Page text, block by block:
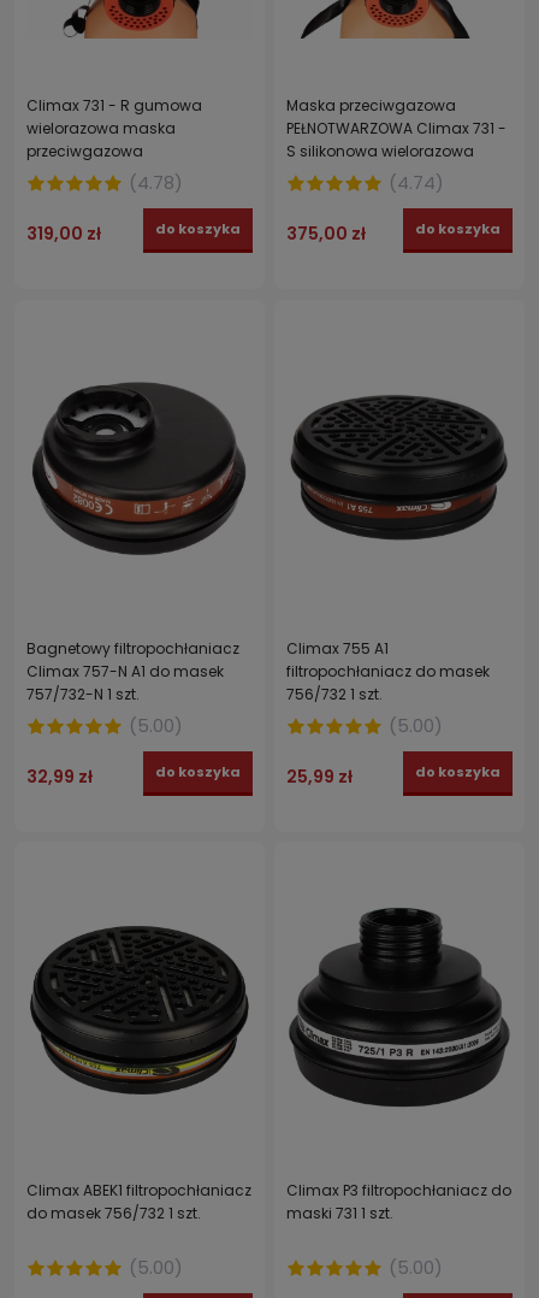
Climax 731 - R gumowa
wielorazowa maska
przeciwgazowa
PEŁNOTWARZOWA
(4.78)
319,00 zł do koszyka
Maska przeciwgazowa
PEŁNOTWARZOWA Climax 731 -
S silikonowa wielorazowa
(4.74)
375,00 zł do koszyka
Bagnetowy filtropochłaniacz
Climax 757-N A1 do masek
757/732-N 1 szt.
(5.00)
32,99 zł do koszyka
Climax 755 A1
filtropochłaniacz do masek
756/732 1 szt.
(5.00)
25,99 zł do koszyka
Climax ABEK1 filtropochłaniacz
do masek 756/732 1 szt.
(5.00)
Climax P3 filtropochłaniacz do
maski 731 1 szt.
(5.00)